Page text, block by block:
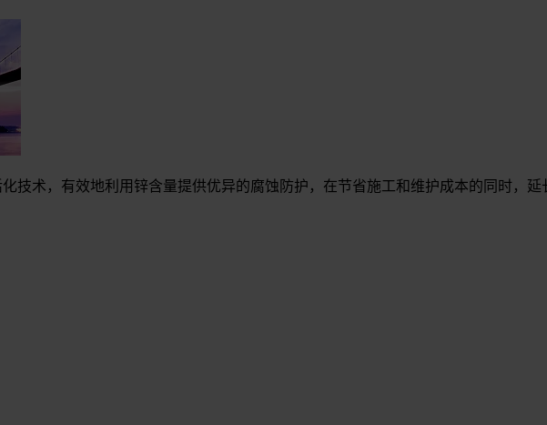
技术，有效地利用锌含量提供优异的腐蚀防护，在节省施工和维护成本的同时，延